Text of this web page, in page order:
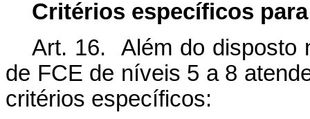
Critérios específicos
Art. 16. Além do disposto
de FCE de níveis 5 a 8
critérios específicos: